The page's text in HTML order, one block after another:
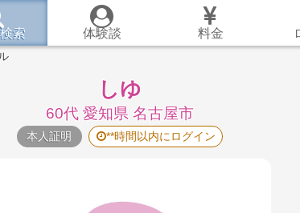
索 体験談 料金
しゆ
60代 愛知県 名古屋市
本人証明 **時間以内にログイン